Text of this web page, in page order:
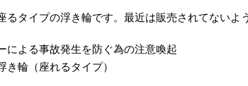
るタイプの浮き輪です。最近は販売されてないよ
による事故発生を防ぐ為の注意喚起
き輪（座れるタイプ）